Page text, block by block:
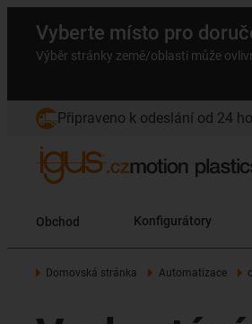
Vyberte místo pro
Výběr stránky země/oblasti může
Připraveno k odeslání od 24
Obchod Konfigurátory
Domovská stránka Automatizace